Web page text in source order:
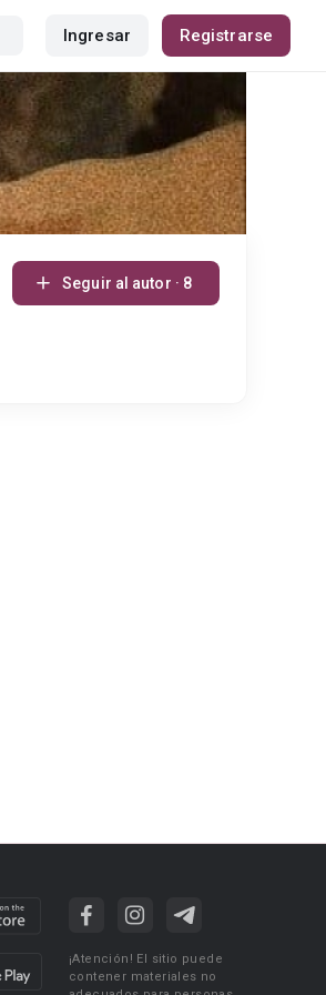
Ingresar Registrarse
Seguir al autor · 8
¡Atención! El sitio puede
contener materiales no